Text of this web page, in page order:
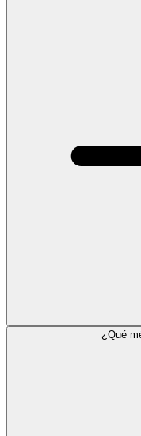
¿Qué